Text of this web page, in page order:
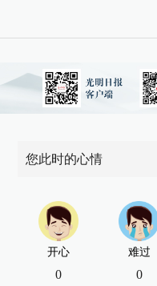
您此时的心情
开心
0
难过
0